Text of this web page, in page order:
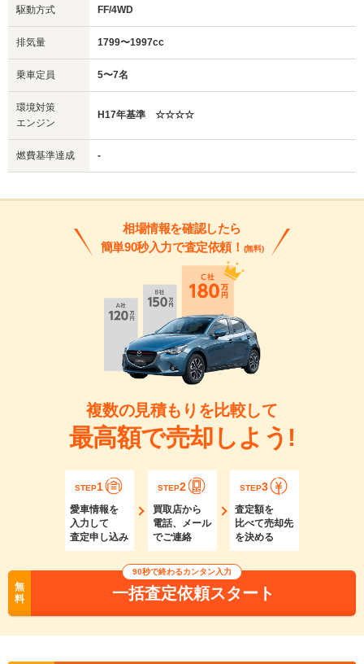
駆動方式 FF/4WD
排気量 1799〜1997cc
乗車定員 5〜7名
環境対策
エンジン
H17年基準 ☆☆☆☆
燃費基準達成 -
相場情報を確認したら
簡単90秒入力で査定依頼！ (無料)
複数の見積もりを比較して
最高額で売却しよう!
STEP1
愛車情報を
入力して
査定申し込み
STEP2
買取店から
電話、メール
でご連絡
STEP3
査定額を
比べて売却先
を決める
無
料
90秒で終わるカンタン入力
一括査定依頼スタート